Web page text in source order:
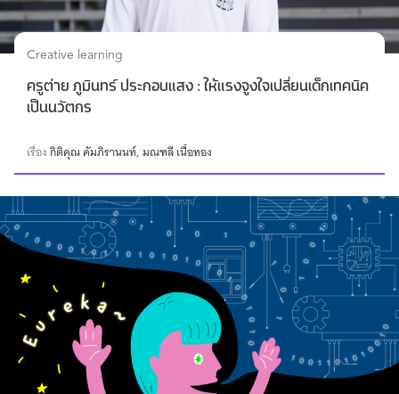
Creative learning
ครูต่าย ภูมินทร์ ประกอบแสง : ให้แรงจูงใจเปลี่ยนเด็กเทคนิค
เป็นนวัตกร
เรื่องกิติคุณ คัมภิรานนท์ มณฑลี เนื้อทอง